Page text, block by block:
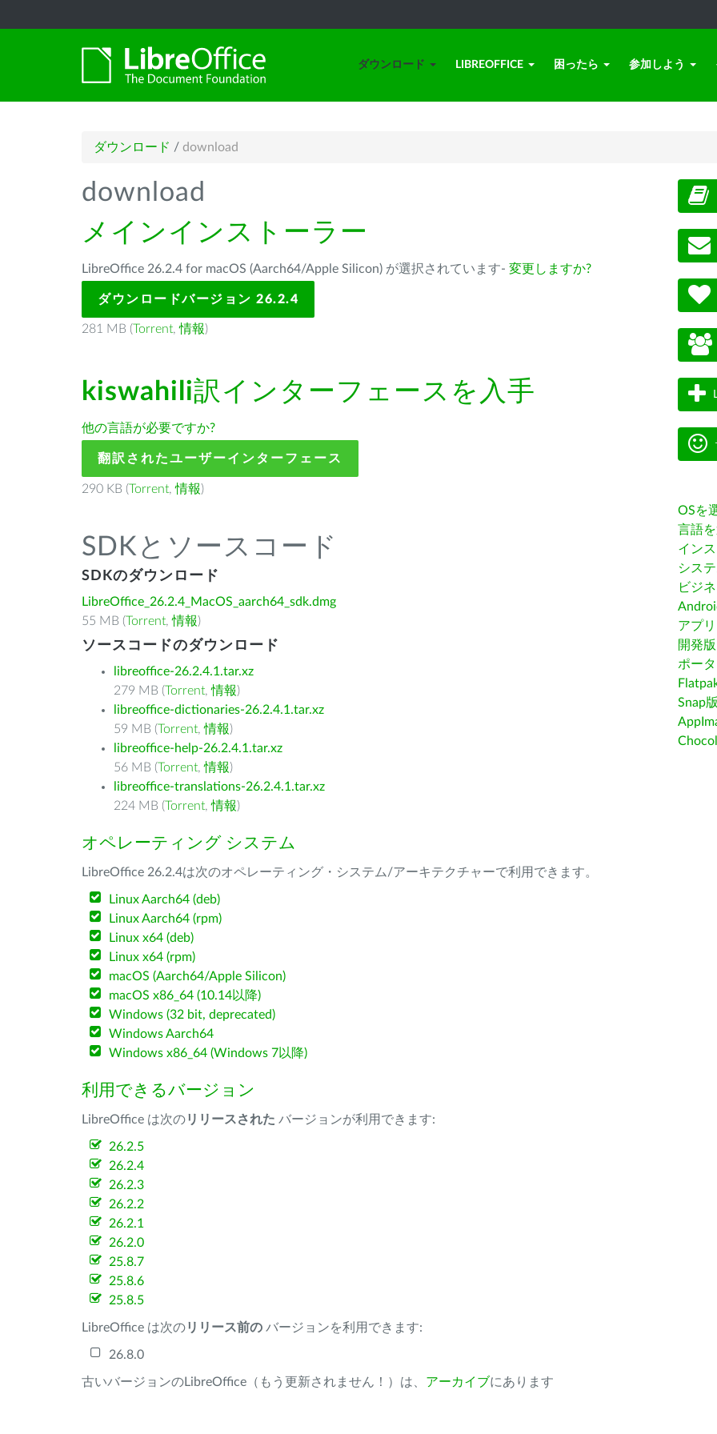
ダウンロード LIBREOFFICE 困ったら 参加しよう
ダウンロード / download
download
メインインストーラー
LibreOffice 26.2.4 for macOS (Aarch64/Apple Silicon) が選択されています- 変更しますか?
ダウンロードバージョン 26.2.4
281 MB (Torrent,情報)
kiswahili訳インターフェースを入手
他の言語が必要ですか?
翻訳されたユーザーインターフェース
290 KB (Torrent,情報)
SDKとソースコード
SDKのダウンロード
LibreOffice_26.2.4_MacOS_aarch64_sdk.dmg
55 MB (Torrent,情報)
ソースコードのダウンロード
libreoffice-26.2.4.1.tar.xz
279 MB (Torrent,情報)
libreoffice-dictionaries-26.2.4.1.tar.xz
59 MB (Torrent,情報)
libreoffice-help-26.2.4.1.tar.xz
56 MB (Torrent,情報)
libreoffice-translations-26.2.4.1.tar.xz
224 MB (Torrent,情報)
オペレーティング システム
LibreOffice 26.2.4は次のオペレーティング・システム/アーキテクチャーで利用できます。
Linux Aarch64 (deb)
Linux Aarch64 (rpm)
Linux x64 (deb)
Linux x64 (rpm)
macOS (Aarch64/Apple Silicon)
macOS x86_64 (10.14以降)
Windows (32 bit, deprecated)
Windows Aarch64
Windows x86_64 (Windows 7以降)
利用できるバージョン
LibreOffice は次のリリースされた バージョンが利用できます:
26.2.5
26.2.4
26.2.3
26.2.2
26.2.1
26.2.0
25.8.7
25.8.6
25.8.5
LibreOffice は次のリリース前の バージョンを利用できます:
26.8.0
古いバージョンのLibreOffice（もう更新されません！）は、 アーカイブにあります
OSを
言語
イン
シス
ビジ
アプ
開発版
ポー
Snap版